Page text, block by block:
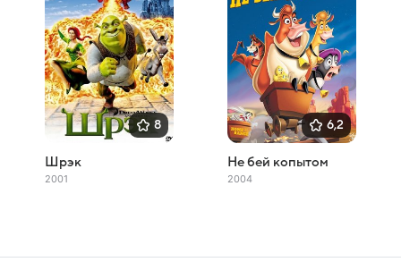
8
Шрэк
2001
6,2
Не бей копытом
2004